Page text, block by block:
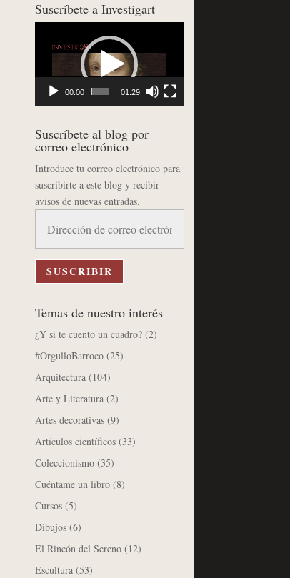
Suscríbete a Investigart
00:00 01:29
Suscríbete al blog por
correo electrónico
Introduce tu correo electrónico para
suscribirte a este blog y recibir
avisos de nuevas entradas.
correo
electrónico
SUSCRIBIR
Temas de nuestro interés
¿Y si te cuento un cuadro? (2)
#OrgulloBarroco (25)
Arquitectura (104)
Arte y Literatura (2)
Artes decorativas (9)
Artículos científicos (33)
Coleccionismo (35)
Cuéntame un libro (8)
Cursos (5)
Dibujos (6)
El Rincón del Sereno (12)
Escultura (53)